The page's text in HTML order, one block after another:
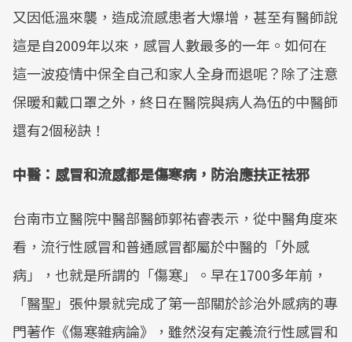
又因低溫來襲，造成流感患者大爆增，甚至有醫師說
這是自2009年以來，感冒人數最多的一年。如何在
這一波疫情中保全自己和家人全身而退呢？除了注意
保暖和戴口罩之外，終日在醫院與病人為伍的中醫師
還有2個秘訣！
中醫：感冒和流感都是傷寒病，防治應扶正祛邪
台南市立醫院中醫部醫師郭祐睿表示，從中醫角度來
看，流行性感冒和普通感冒都屬於中醫的「外感
病」，也就是所謂的「傷寒」。早在1700多年前，
「醫聖」張仲景就完成了第一部關於診治外感病的專
門著作《傷寒雜病論》，雖然沒有定義流行性感冒和